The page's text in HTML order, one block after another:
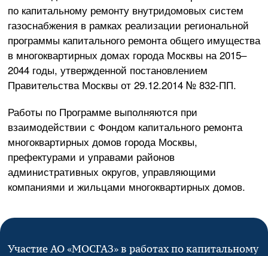
по капитальному ремонту внутридомовых систем
газоснабжения в рамках реализации региональной
программы капитального ремонта общего имущества
в многоквартирных домах города Москвы на 2015–
2044 годы, утвержденной постановлением
Правительства Москвы от 29.12.2014 № 832-ПП.
Работы по Программе выполняются при
взаимодействии с Фондом капитального ремонта
многоквартирных домов города Москвы,
префектурами и управами районов
административных округов, управляющими
компаниями и жильцами многоквартирных домов.
Участие АО «МОСГАЗ» в работах по капитальному